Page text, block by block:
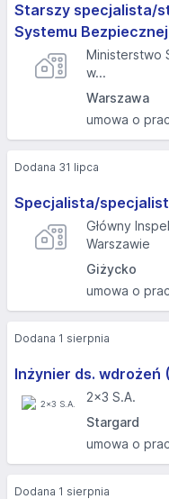
Starszy specjalista/
Systemu
Ministerstwo
w...
Warszawa
umowa o
Specjalista/
Główny
Warszawie
Giżycko
umowa o
Dodana 31 lipca
Inżynier ds. wdrożeń
2x3 S.A.
Stargard
umowa o
Dodana 1 sierpnia
Dodana 1 sierpnia